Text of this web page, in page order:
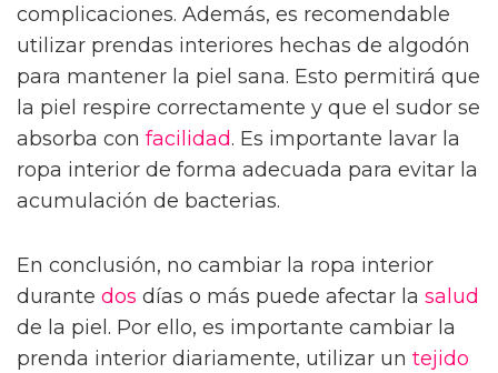
complicaciones. Además, es recomendable
utilizar prendas interiores hechas de algodón
para mantener la piel sana. Esto permitirá que
la piel respire correctamente y que el sudor se
absorba con facilidad. Es importante lavar la
ropa interior de forma adecuada para evitar la
acumulación de bacterias.
En conclusión, no cambiar la ropa interior
durante dos días o más puede afectar la salud
de la piel. Por ello, es importante cambiar la
prenda interior diariamente, utilizar un tejido